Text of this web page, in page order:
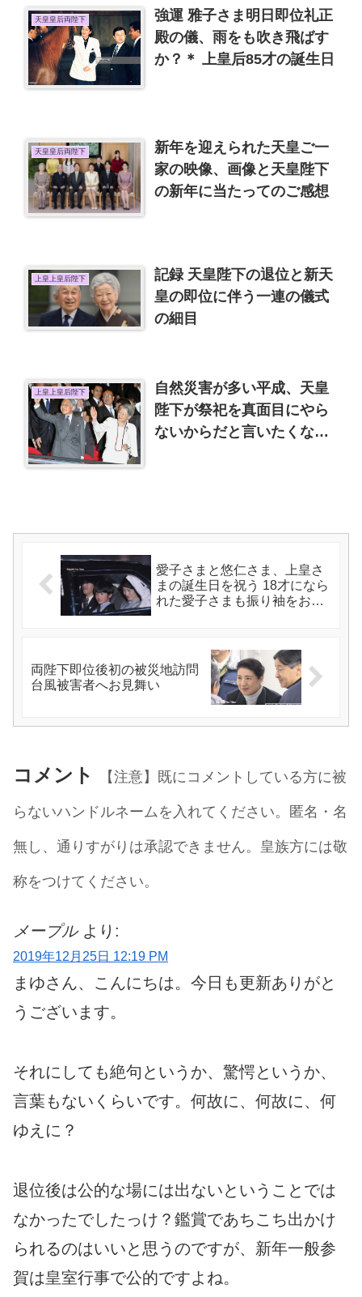
天皇皇后両陛下
強運 雅子さま明日即位礼正
殿の儀、雨をも吹き飛ばす
か？＊ 上皇后85才の誕生日
天皇皇后両陛下
新年を迎えられた天皇ご一
家の映像、画像と天皇陛下
の新年に当たってのご感想
上皇上皇后陛下
記録 天皇陛下の退位と新天
皇の即位に伴う一連の儀式
の細目
上皇上皇后陛下
自然災害が多い平成、天皇
陛下が祭祀を真面目にやら
ないからだと言いたくなる
愛子さまと悠仁さま、上皇さ
まの誕生日を祝う 18才になら
れた愛子さまも振り袖をお召
両陛下即位後初の被災地訪問
台風被害者へお見舞い
コメント
【注意】既にコメントしている方に被
らないハンドルネームを入れてください。匿名・名
無し、通りすがりは承認できません。皇族方には敬
称をつけてください。
メープル より:
2019年12月25日 12:19 PM
まゆさん、こんにちは。今日も更新ありがと
うございます。
それにしても絶句というか、驚愕というか、
言葉もないくらいです。何故に、何故に、何
ゆえに？
退位後は公的な場には出ないということでは
なかったでしたっけ？鑑賞であちこち出かけ
られるのはいいと思うのですが、新年一般参
賀は皇室行事で公的ですよね。